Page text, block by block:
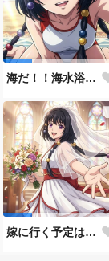
海だ！！海水浴だ！！
嫁に行く予定は無いのだけれど！